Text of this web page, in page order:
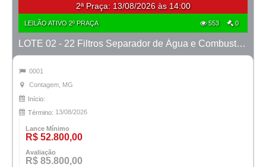
2ª Praça: 13/08/2026 às 14:00
LEILÃO ATIVO 2º PRAÇA 553 0
LOTE 02 - 22 Filtros Separador de Água e Combustível CNHi com Suporte Original + 4 Filtros Hidráulicos Case + Filtro de AR CNHi
0001
Contagem, MG
Início:
Término: 13/08/2026
Lance Mínimo
R$ 52.800,00
Avaliação
R$ 85.800,00